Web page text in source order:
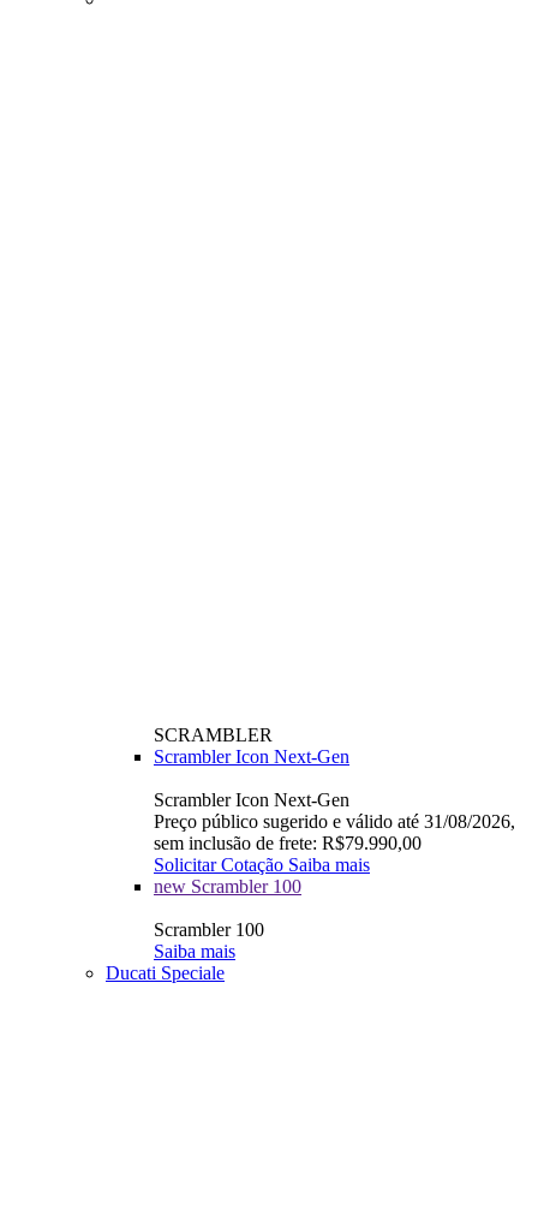
SCRAMBLER
Scrambler Icon Next-Gen
Scrambler Icon Next-Gen
Preço público sugerido e válido até 31/08/2026,
sem inclusão de frete: R$79.990,00
Solicitar Cotação Saiba mais
new Scrambler 100
Scrambler 100
Saiba mais
Ducati Speciale